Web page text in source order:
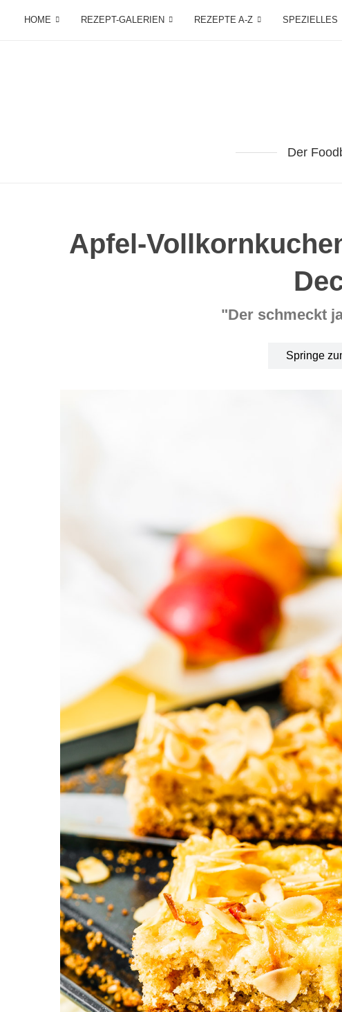
HOME REZEPT-GALERIEN REZEPTE A-Z SPEZIELLES
Der
Apfel-
"Der schmeckt
Springe